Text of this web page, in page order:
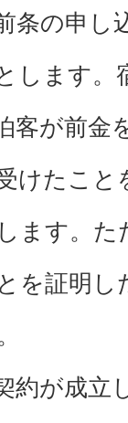
条の申し
します。
客が前金
けたこと
ます。た
を証明し
約が成立